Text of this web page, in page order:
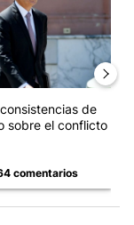
de
sobre el conflicto con
comentarios